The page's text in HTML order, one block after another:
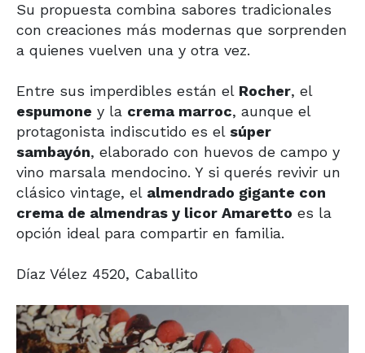
Su propuesta combina sabores tradicionales
con creaciones más modernas que sorprenden
a quienes vuelven una y otra vez.
Entre sus imperdibles están el Rocher, el
espumone y la crema marroc, aunque el
protagonista indiscutido es el súper
sambayón, elaborado con huevos de campo y
vino marsala mendocino. Y si querés revivir un
clásico vintage, el almendrado gigante con
crema de almendras y licor Amaretto es la
opción ideal para compartir en familia.
Díaz Vélez 4520, Caballito